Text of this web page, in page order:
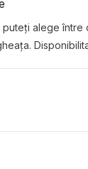
alege între